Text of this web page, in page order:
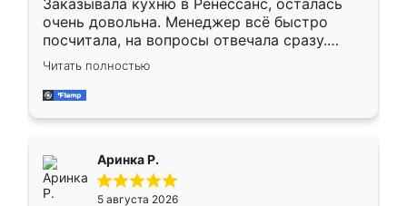
Заказывала кухню в Ренессанс, осталась
очень довольна. Менеджер всё быстро
посчитала, на вопросы отвечала сразу.
Замерщик приехал в субботу, подошёл к
делу со всей ответственностью. Собрали
за день, ребята работали аккуратно, даже
Читать полностью
Аринка Р.
5 августа 2026